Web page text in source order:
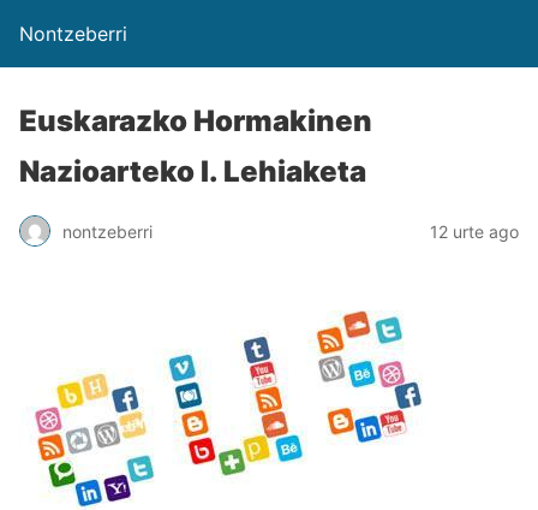
Nontzeberri
Euskarazko Hormakinen
Nazioarteko I. Lehiaketa
nontzeberri 12 urte ago